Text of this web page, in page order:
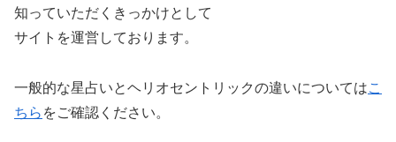
知っていただくきっかけとして
サイトを運営しております。
一般的な星占いとヘリオセントリックの違いについてはこ
ちら をご確認ください。